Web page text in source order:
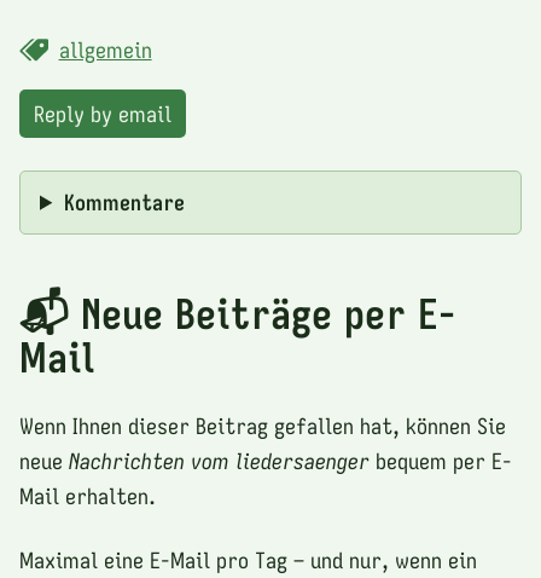
allgemein
Reply by email
Kommentare
📬 Neue Beiträge per E-
Mail
Wenn Ihnen dieser Beitrag gefallen hat, können Sie
neue Nachrichten vom liedersaenger bequem per E-
Mail erhalten.
Maximal eine E-Mail pro Tag – und nur, wenn ein